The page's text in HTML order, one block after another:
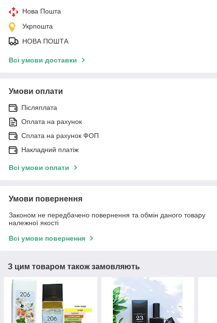
Нова Пошта
Укрпошта
НОВА ПОШТА
Всі умови доставки
Умови оплати
Післяплата
Оплата на рахунок
Сплата на рахунок ФОП
Накладний платіж
Всі умови оплати
Умови повернення
Законом не передбачено повернення та обмін даного товару
належної якості
Всі умови повернення
З цим товаром також замовляють